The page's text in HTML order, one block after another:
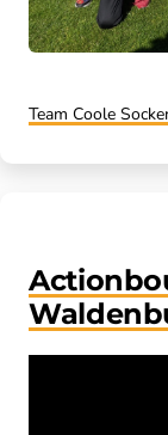
Kategorisiert
Team Coole